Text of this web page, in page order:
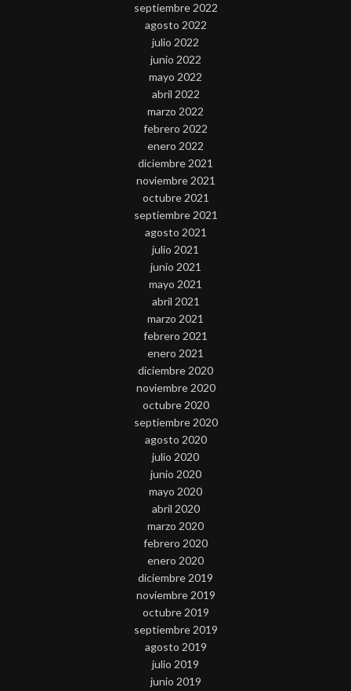
septiembre 2022
agosto 2022
julio 2022
junio 2022
mayo 2022
abril 2022
marzo 2022
febrero 2022
enero 2022
diciembre 2021
noviembre 2021
octubre 2021
septiembre 2021
agosto 2021
julio 2021
junio 2021
mayo 2021
abril 2021
marzo 2021
febrero 2021
enero 2021
diciembre 2020
noviembre 2020
octubre 2020
septiembre 2020
agosto 2020
julio 2020
junio 2020
mayo 2020
abril 2020
marzo 2020
febrero 2020
enero 2020
diciembre 2019
noviembre 2019
octubre 2019
septiembre 2019
agosto 2019
julio 2019
junio 2019